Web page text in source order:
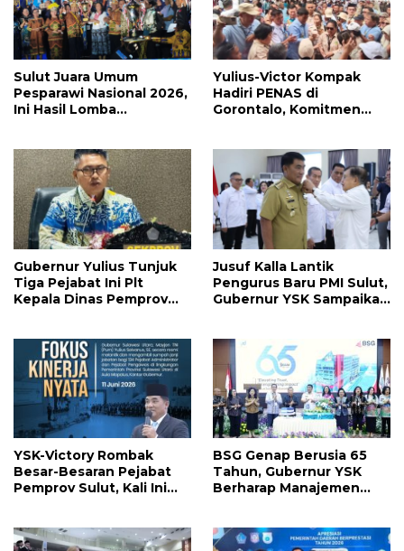
Sulut Juara Umum
Pesparawi Nasional 2026,
Ini Hasil Lomba
Yulius-Victor Kompak
Hadiri PENAS di
Gorontalo, Komitmen
Pangan Presiden
Prabowo
Gubernur Yulius Tunjuk
Tiga Pejabat Ini Plt
Kepala Dinas Pemprov
Jusuf Kalla Lantik
Pengurus Baru PMI Sulut,
Gubernur YSK Sampaikan
YSK-Victory Rombak
Besar-Besaran Pejabat
Pemprov Sulut, Kali Ini
BSG Genap Berusia 65
Tahun, Gubernur YSK
Berharap Manajemen